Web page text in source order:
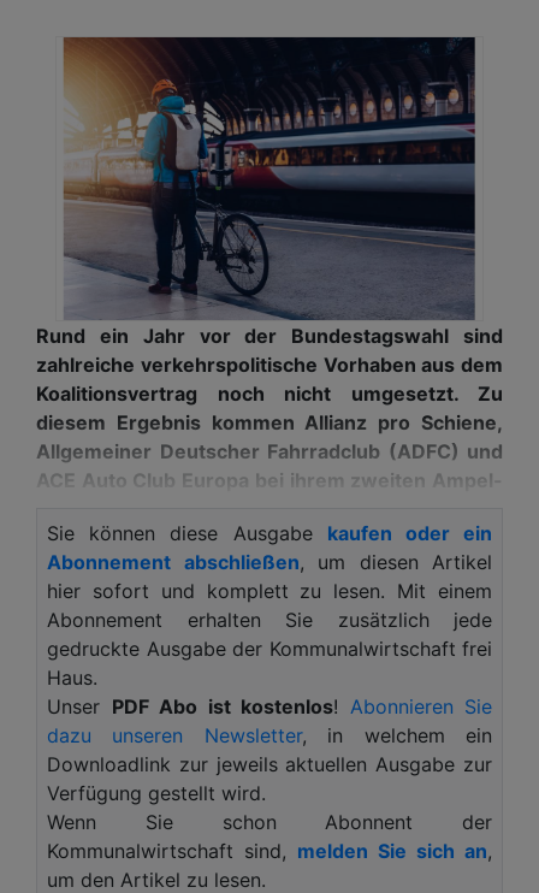
Rund ein Jahr vor der Bundestagswahl sind
zahlreiche verkehrspolitische Vorhaben aus dem
Koalitionsvertrag noch nicht umgesetzt. Zu
diesem Ergebnis kommen Allianz pro Schiene,
Allgemeiner Deutscher Fahrradclub (ADFC) und
ACE Auto Club Europa bei ihrem zweiten Ampel-
Sommer sei die Ampel nur langsam
vorangekommen mit der Umsetzung ihres
Koalitionsvertrages. In Schulnoten ausgedrückt,
stellen die Verbände der Bundesregierung statt
einer glatten Note 4 wie im vergangenen Jahr
nun eine 4+ aus („ausreichend“). Mit Blick auf die
Bundestagswahl im September 2025 fordert das
Bündnis von der Ampel einen ehrgeizigen
verkehrspolitischen Endspurt.
Während die kürzlich verabschiedete Novelle des
Bundesschienenwegeausbaugesetzes und auch
des Straßenverkehrsgesetzes spürbare
Sie können diese Ausgabe kaufen oder ein
Abonnement abschließen, um diesen Artikel
hier sofort und komplett zu lesen. Mit einem
Abonnement erhalten Sie zusätzlich jede
gedruckte Ausgabe der Kommunalwirtschaft frei
Haus.
Unser PDF Abo ist kostenlos! Abonnieren Sie
dazu unseren Newsletter, in welchem ein
Downloadlink zur jeweils aktuellen Ausgabe zur
Verfügung gestellt wird.
Wenn Sie schon Abonnent der
Kommunalwirtschaft sind, melden Sie sich an,
um den Artikel zu lesen.